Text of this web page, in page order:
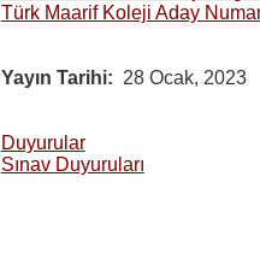
Türk Maarif Koleji Aday
Yayın Tarihi 28 Ocak, 2023
Duyurular
Sınav Duyuruları